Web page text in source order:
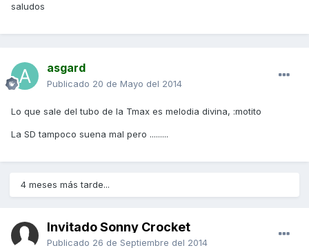
saludos
asgard
Publicado 20 de Mayo del 2014
Lo que sale del tubo de la Tmax es melodia divina, :motito
La SD tampoco suena mal pero .........
4 meses más tarde...
Invitado Sonny Crocket
Publicado 26 de Septiembre del 2014